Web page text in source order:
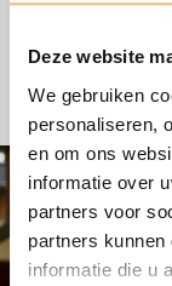
Deze website
We gebruiken
personaliseren,
en om ons
informatie over
partners voor
partners
informatie die u